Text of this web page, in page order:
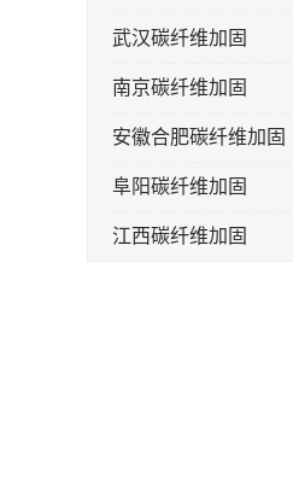
武汉碳纤维加固
南京碳纤维加固
安徽合肥碳纤维加固
阜阳碳纤维加固
江西碳纤维加固